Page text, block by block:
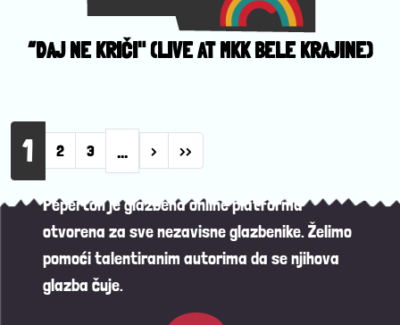
“DAJ NE KRIČI" (LIVE AT MKK BELE KRAJINE)
Pagination
1 2 3 … › Next page
››
Peperton je glazbena online platforma
otvorena za sve nezavisne glazbenike. Želimo
pomoći talentiranim autorima da se njihova
glazba čuje.